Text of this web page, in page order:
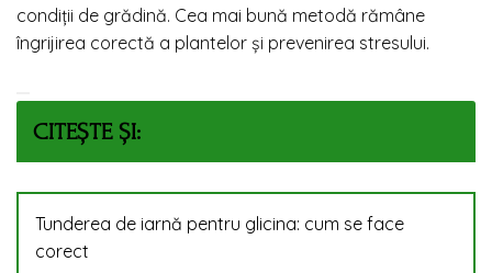
condiții de grădină. Cea mai bună metodă rămâne
îngrijirea corectă a plantelor și prevenirea stresului.
CITEȘTE ȘI:
Tunderea de iarnă pentru glicina: cum se face
corect